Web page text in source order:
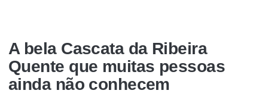
A bela Cascata da Ribeira
Quente que muitas pessoas
ainda não conhecem